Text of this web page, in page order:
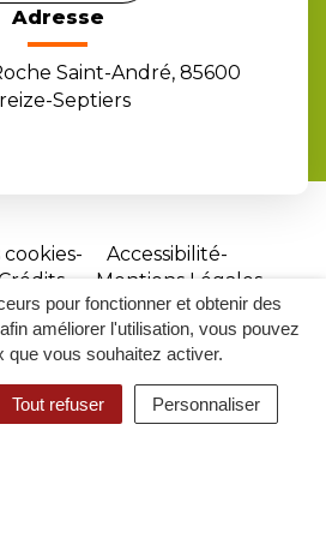
pour fonctionner et obtenir des
améliorer l'utilisation, vous pouvez
que vous souhaitez activer.
Tout refuser Personnaliser
ACCESSIBILITÉ
Adresse
Saint-André, 85600
Septiers
Accessibilité
Mentions Légales
Site
réalisé
par
Inovagora